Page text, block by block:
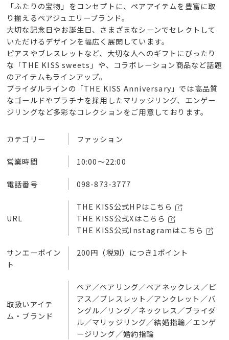
「ふたりの宝物」をコンセプトに、ペアアイテムを豊富に取
り揃えるペアジュエリーブランド。
大切な記念日やお誕生日、さまざまなシーンでセレクトして
いただけるデザインを幅広く展開しています。
ピアスやブレスレットなど、大切な人へのギフトにぴったり
な「THE KISS sweets」や、コラボレーション商品など話題
のアイテムもラインアップ。
ブライダルラインの「THE KISS Anniversary」では高品質
なゴールドやプラチナを採用したマリッジリング、エンゲー
ジリングなど多彩なコレクションをご用意しております。
カテゴリー ファッション
営業時間 10:00～22:00
電話番号 098-873-3777
URL
THE KISS公式HPはこちら
THE KISS公式Xはこちら
THE KISS公式Instagramはこちら
サンエーポイン
ト
200円（税別）につき1ポイント
取扱いアイテ
ム・ブランド
ペア／ペアリング／ペアネックレス／ピ
アス／ブレスレット／アンクレット／バ
ングル／リング／ネックレス／ブライダ
ル／マリッジリング／結婚指輪／エンゲ
ージリング／婚約指輪